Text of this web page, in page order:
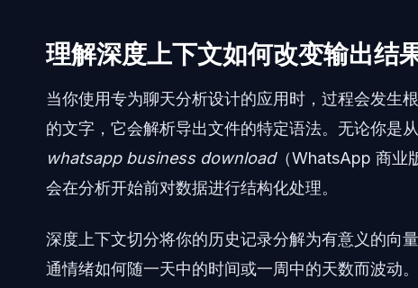
理解深度上下文如何改变输出结
当你使用专为聊天分析设计的应用时，过程会发生
的文字，它会解析导出文件的特定语法。无论你是
whatsapp business download（WhatsApp 商业
会在分析开始前对数据进行结构化处理。
深度上下文切分将你的历史记录分解为有意义的向
通情绪如何随一天中的时间或一周中的天数而波动